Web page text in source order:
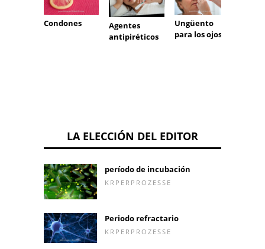
Condones
Agentes
antipiréticos
Ungüento
para los ojos
LA ELECCIÓN DEL EDITOR
período de incubación
KRPERPROZESSE
Periodo refractario
KRPERPROZESSE